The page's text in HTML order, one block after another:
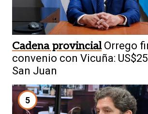
Cadena provincial Orrego
convenio con Vicuña:
San Juan
5